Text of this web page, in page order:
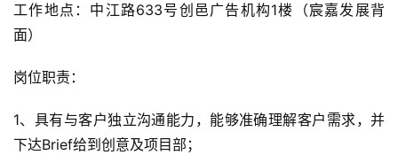
工作地点：中江路633号创邑广告机构1楼（宸嘉发展背
面）
岗位职责：
1、具有与客户独立沟通能力，能够准确理解客户需求，并
下达Brief给到创意及项目部；